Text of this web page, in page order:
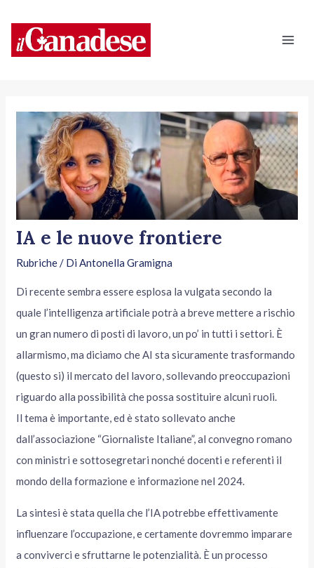
contenuto
IA e le nuove frontiere
Rubriche/ DiAntonella Gramigna
Di recente sembra essere esplosa la vulgata secondo la
quale l’intelligenza artificiale potrà a breve mettere a rischio
un gran numero di posti di lavoro, un po’ in tutti i settori. È
allarmismo, ma diciamo che AI sta sicuramente trasformando
(questo si) il mercato del lavoro, sollevando preoccupazioni
riguardo alla possibilità che possa sostituire alcuni ruoli.
Il tema è importante, ed è stato sollevato anche
dall’associazione “Giornaliste Italiane”, al convegno romano
con ministri e sottosegretari nonché docenti e referenti il
mondo della formazione e informazione nel 2024.
La sintesi è stata quella che l’IA potrebbe effettivamente
influenzare l’occupazione, e certamente dovremmo imparare
a conviverci e sfruttarne le potenzialità. È un processo
articoli